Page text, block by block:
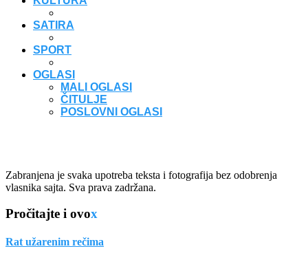
SATIRA
SPORT
OGLASI
MALI OGLASI
ČITULJE
POSLOVNI OGLASI
Zabranjena je svaka upotreba teksta i fotografija bez odobrenja
vlasnika sajta. Sva prava zadržana.
Pročitajte i ovox
Rat užarenim rečima